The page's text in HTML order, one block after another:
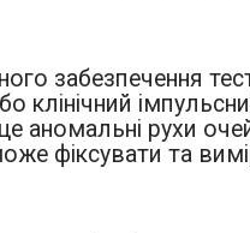
забезпечення
аномальні рухи
фіксувати та